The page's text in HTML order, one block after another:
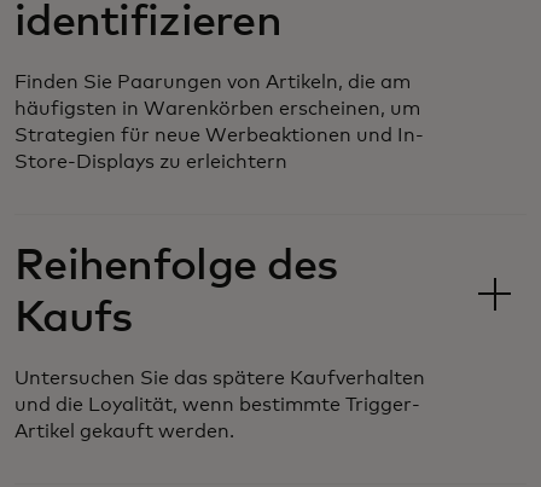
identifizieren
Finden Sie Paarungen von Artikeln, die am
häufigsten in Warenkörben erscheinen, um
Strategien für neue Werbeaktionen und In-
Store-Displays zu erleichtern
Reihenfolge des
Kaufs
Untersuchen Sie das spätere Kaufverhalten
und die Loyalität, wenn bestimmte Trigger-
Artikel gekauft werden.